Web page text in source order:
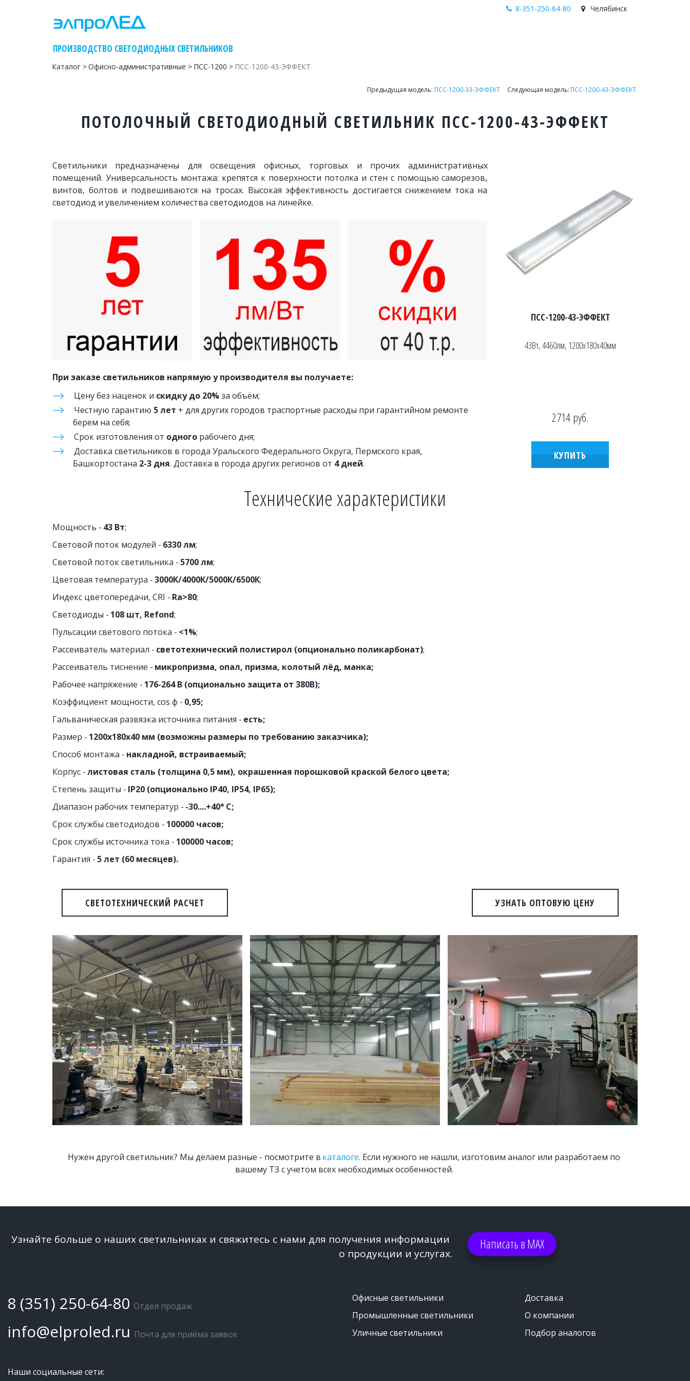
    ПРОИЗВОДСТВО СВЕТОДИОДНЫХ СВЕТИЛЬНИКОВ
Челябинск
8-351-250-64-80
Каталог > Офисно-административные > ПСС-1200 > ПСС-1200-43-ЭФФЕКТ
Предыдущая модель: ПСС-1200-33-ЭФФЕКТ
     Следующая модель:
ПСС-1200-43-ЭФФЕКТ
ПОТОЛОЧНЫЙ СВЕТОДИОДНЫЙ СВЕТИЛЬНИК ПСС-1200-43-ЭФФЕКТ
Светильники предназначены для освещения офисных, торговых и прочих административных
помещений. Универсальность монтажа: крепятся к поверхности потолка и стен с помощью саморезов,
винтов, болтов и подвешиваются на тросах. Высокая эффективность достигается снижением тока на
светодиод и увеличением количества светодиодов на линейке.
При заказе светильников напрямую у производителя вы получаете:
Цену без наценок и скидку до 20% за объём;
Честную гарантию 5 лет + для других городов траспортные расходы при гарантийном ремонте
берем на себя;
Срок изготовления от одного рабочего дня;
Доставка светильников в города Уральского Федерального Округа, Пермского края,
Башкортостана 2-3 дня. Доставка в города других регионов от 4 дней.
ПСС-1200-43-ЭФФЕКТ
43Вт, 4460лм, 1200х180х40мм
2714руб.
КУПИТЬ
Технические характеристики
Мощность - 43 Вт;
Световой поток модулей - 6330 лм;
Световой поток светильника - 5700 лм;
Цветовая температура - 3000К/4000К/5000К/6500К;
Индекс цветопередачи, CRI - Ra>80;
Светодиоды - 108 шт, Refond;
Пульсации светового потока - <1%;
Рассеиватель материал - светотехнический полистирол (опционально поликарбонат);
Рассеиватель тиснение - микропризма, опал, призма, колотый лёд, манка;
Рабочее напряжение - 176-264 В (опционально защита от 380В);
Коэффициент мощности, cos ф - 0,95;
Гальваническая развязка источника питания - есть;
Размер - 1200х180х40 мм (возможны размеры по требованию заказчика);
Способ монтажа - накладной, встраиваемый;
Корпус - листовая сталь (толщина 0,5 мм), окрашенная порошковой краской белого цвета;
Степень защиты - IP20 (опционально IP40, IP54, IP65);
Диапазон рабочих температур - -30....+40° C;
Срок службы светодиодов - 100000 часов;
Срок службы источника тока - 100000 часов;
Гарантия - 5 лет (60 месяцев).
СВЕТОТЕХНИЧЕСКИЙ РАСЧЕТ УЗНАТЬ ОПТОВУЮ ЦЕНУ
Нужен другой светильник? Мы делаем разные - посмотрите в каталоге. Если нужного не нашли, изготовим аналог или разработаем по
вашему ТЗ с учетом всех необходимых особенностей.
Узнайте больше о наших светильниках и свяжитесь с нами для получения информации
о продукции и услугах.
Написать в МАХ
8 (351) 250-64-80 Отдел продаж
info@elproled.ru Почта для приёма заявок
Офисные светильники
Промышленные светильники
Уличные светильники
Доставка
О компании
Подбор аналогов
Наши социальные сети: